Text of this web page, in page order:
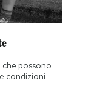
possono
condizioni